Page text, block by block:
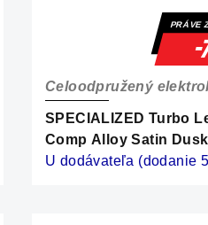
PRÁVE
-
SPECIALIZED Turbo
Comp Alloy Satin
Pink/Cypress Metallic
Celoodpružený
U dodávateľa (dodanie